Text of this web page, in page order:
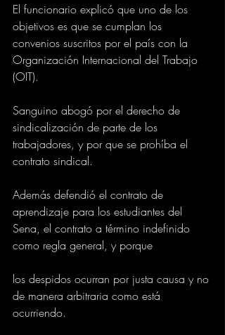
El funcionario explicó que uno de los
objetivos es que se cumplan los
convenios suscritos por el país con la
Organización Internacional del Trabajo
(OIT).
Sanguino abogó por el derecho de
sindicalización de parte de los
trabajadores, y por que se prohíba el
contrato sindical.
Además defendió el contrato de
aprendizaje para los estudiantes del
Sena, el contrato a término indefinido
como regla general, y porque
los despidos ocurran por justa causa y no
de manera arbitraria como está
ocurriendo.